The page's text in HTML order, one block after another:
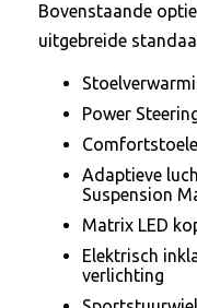
Bovenstaande
uitgebreide
Power
Adaptieve
Suspension
Matrix LED
Elektrisch
verlichting